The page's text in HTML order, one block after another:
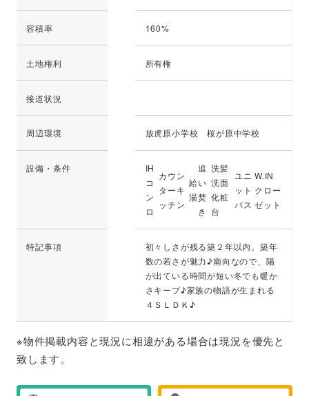
容積率 160%
土地権利 所有権
接道状況
周辺環境 放虎原小学校 桜が原中学校
設備・条件
IH
コ
ン
ロ
カウン
ターキ
ッチン
給
湯
追
い
焚
き
洗髪
洗面
化粧
台
ユニ
ット
バス
W.IN
クロー
ゼット
特記事項
初々しさが残る築２年以内。築年
数の若さが魅力♪南向なので、陽
が出ている時間が短い冬でも暖か
さキープ♪家族の物語が生まれる
４ＳＬＤＫ♪
※物件掲載内容と現況に相違がある場合は現況を優先と
致します。